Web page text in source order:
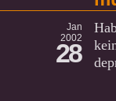
Jan
2002
28